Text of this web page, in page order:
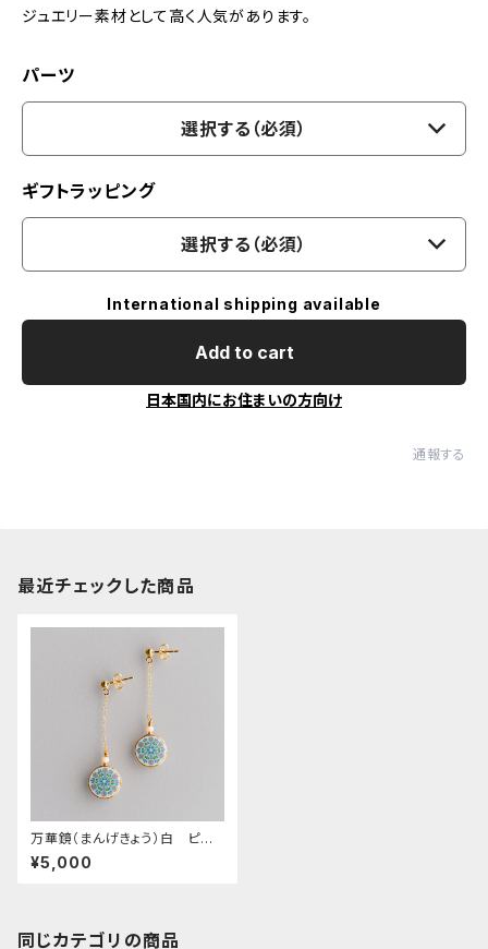
ジュエリー素材として高く人気があります。
パーツ
選択する（必須）
ギフトラッピング
選択する（必須）
International shipping available
Add to cart
日本国内にお住まいの方向け
通報する
最近チェックした商品
万華鏡（まんげきょう）白 ピア
ス 14kgf
¥5,000
同じカテゴリの商品